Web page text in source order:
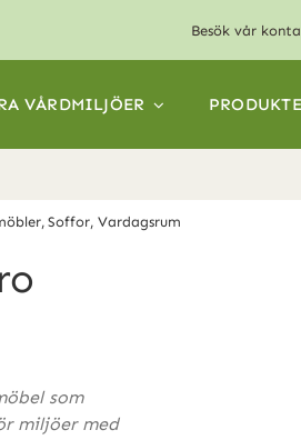
Besök vår
VÅRDMILJÖER
Soffor Vardagsrum
som
miljöer med